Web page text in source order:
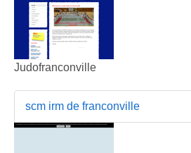
Judofranconville
scm irm de franconville